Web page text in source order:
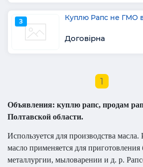
З Куплю Рапс не ГМО
Договірна
1
Объявления: куплю рапс, продам
Полтавской области.
Используется для производства масла.
масло применяется для
металлургии, мыловарении и д. р.